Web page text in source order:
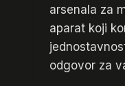
arsenala za
aparat koji
odgovor za